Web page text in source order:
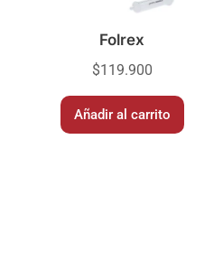
Folrex
$119.900
Añadir al carrito